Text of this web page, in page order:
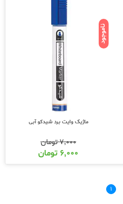
ناموجود
ماژیک وایت برد شیدکو آبی
۷,۰۰۰تومان
۶,۰۰۰ تومان
۱